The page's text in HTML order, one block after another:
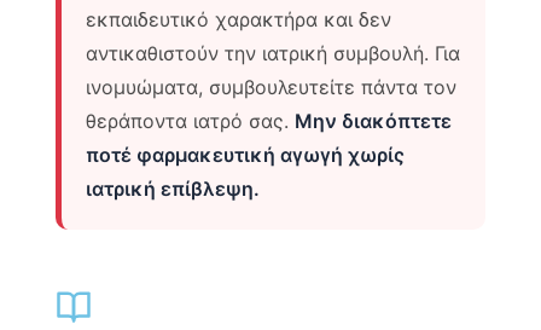
εκπαιδευτικό χαρακτήρα και δεν
αντικαθιστούν την ιατρική συμβουλή. Για
ινομυώματα, συμβουλευτείτε πάντα τον
θεράποντα ιατρό σας. Μην διακόπτετε
ποτέ φαρμακευτική αγωγή χωρίς
ιατρική επίβλεψη.